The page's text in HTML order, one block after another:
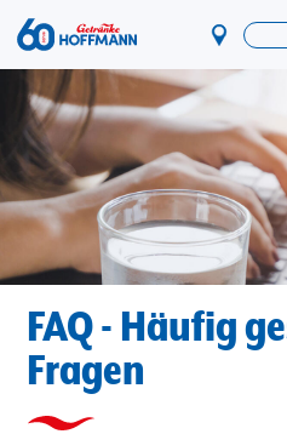
Direkt
zum
Inhalt
Startseite Getränke Hoffmann
FAQ - Häufig
Fragen